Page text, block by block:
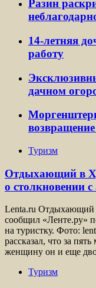
Разин
14-летняя
работу
дачном
Туризм
Отдыхающий в
о столкновении
Lenta.ru Отдыхающий
сообщил «Ленте.ру»
на туристку. Фото:
рассказал, что за
женщину он и еще
Туризм